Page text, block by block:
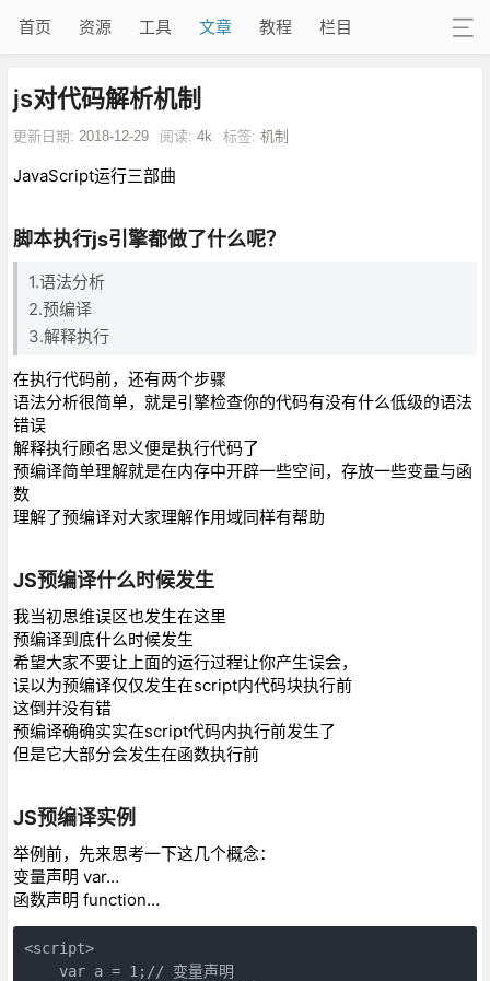
首页 资源 工具 文章 教程 栏目
js对代码解析机制
更新日期: 2018-12-29 阅读: 4k 标签: 机制
JavaScript运行三部曲
脚本执行js引擎都做了什么呢？
1.语法分析
2.预编译
3.解释执行
在执行代码前，还有两个步骤
语法分析很简单，就是引擎检查你的代码有没有什么低级的语法
错误
解释执行顾名思义便是执行代码了
预编译简单理解就是在内存中开辟一些空间，存放一些变量与函
数
理解了预编译对大家理解作用域同样有帮助
JS预编译什么时候发生
我当初思维误区也发生在这里
预编译到底什么时候发生
希望大家不要让上面的运行过程让你产生误会，
误以为预编译仅仅发生在script内代码块执行前
这倒并没有错
预编译确确实实在script代码内执行前发生了
但是它大部分会发生在函数执行前
JS预编译实例
举例前，先来思考一下这几个概念：
变量声明 var…
函数声明 function…
<script>
    var a = 1;// 变量声明